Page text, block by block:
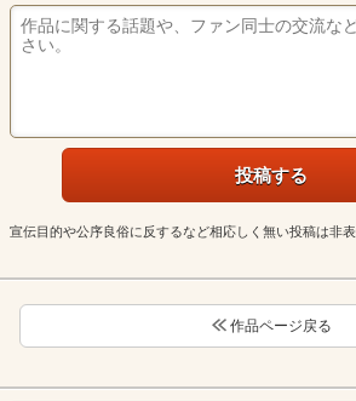
宣伝目的や公序良俗に反するなど相応しく無い投稿は非
作品ページ戻る